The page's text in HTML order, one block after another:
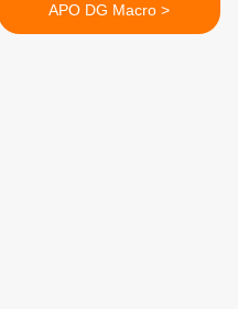
APO DG Macro >